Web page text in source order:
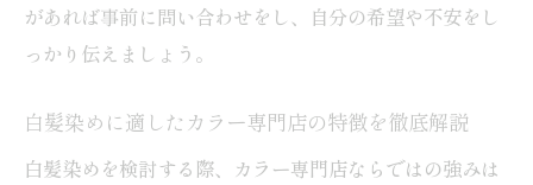
刺激が気になる方必見のカラー専門店活用法
敏感肌でも安心なカラー専門店の選び方と
カラー専門店活用で頭皮への刺激を軽減す
る方法
があれば事前に問い合わせをし、自分の希望や不安をし
っかり伝えましょう。
白髪染めに適したカラー専門店の特徴を徹底解説
白髪染めを検討する際、カラー専門店ならではの強みは